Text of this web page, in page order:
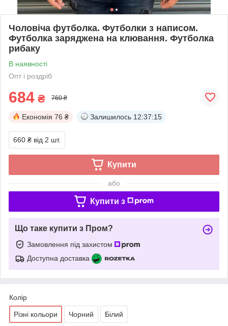
Чоловіча футболка. Футболки з написом.
Футболка заряджена на клювання. Футболка
рибаку
В наявності
Опт і роздріб
684 ₴ 760 ₴
Економія 76 ₴ Залишилось 12:37:14
660 ₴ від 2 шт.
Купити
або
Купити з
Що таке купити з Пром?
Замовлення під захистом
Доступна доставка
Колір
Різні кольори Чорний Білий